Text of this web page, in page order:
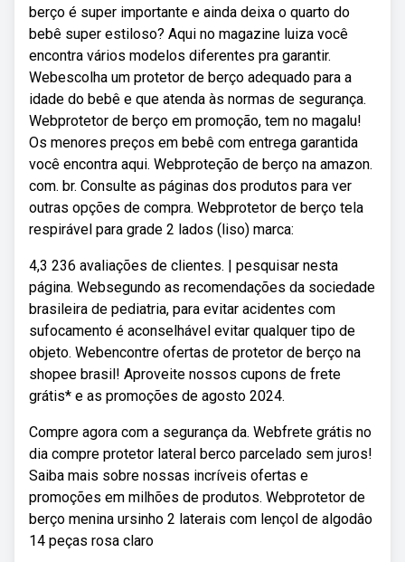
berço é super importante e ainda deixa o quarto do
bebê super estiloso? Aqui no magazine luiza você
encontra vários modelos diferentes pra garantir.
Webescolha um protetor de berço adequado para a
idade do bebê e que atenda às normas de segurança.
Webprotetor de berço em promoção, tem no magalu!
Os menores preços em bebê com entrega garantida
você encontra aqui. Webproteção de berço na amazon.
com. br. Consulte as páginas dos produtos para ver
outras opções de compra. Webprotetor de berço tela
respirável para grade 2 lados (liso) marca:
4,3 236 avaliações de clientes. | pesquisar nesta
página. Websegundo as recomendações da sociedade
brasileira de pediatria, para evitar acidentes com
sufocamento é aconselhável evitar qualquer tipo de
objeto. Webencontre ofertas de protetor de berço na
shopee brasil! Aproveite nossos cupons de frete
grátis* e as promoções de agosto 2024.
Compre agora com a segurança da. Webfrete grátis no
dia compre protetor lateral berco parcelado sem juros!
Saiba mais sobre nossas incríveis ofertas e
promoções em milhões de produtos. Webprotetor de
berço menina ursinho 2 laterais com lençol de algodâo
14 peças rosa claro